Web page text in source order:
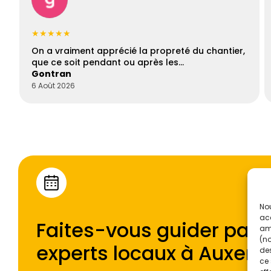
ce
★★★★★
On a vraiment apprécié la propreté du chantier,
que ce soit pendant ou après les…
Gontran
6 Août 2026
Faites-vous guider par
experts locaux à